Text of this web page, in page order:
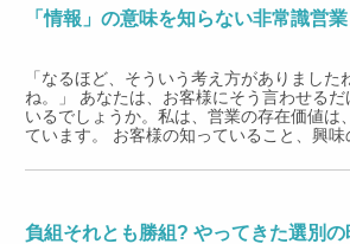
「情報」の意味を知らない非常識営
「なるほど、そういう考え方がありました
ね。」 あなたは、お客様にそう言わせるだ
いるでしょうか。私は、営業の存在価値は
ています。 お客様の知っていること、興
負組それとも勝組? やってきた選別の